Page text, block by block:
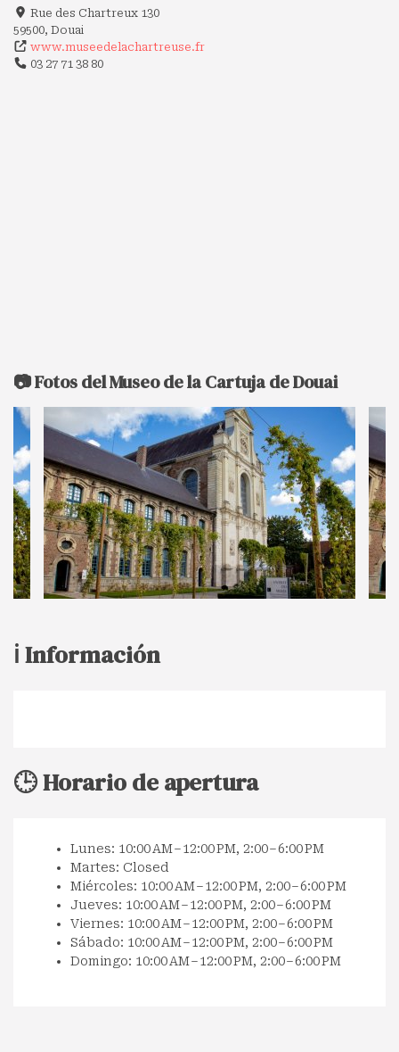
Rue des Chartreux 130
59500, Douai
www.museedelachartreuse.fr
03 27 71 38 80
📷 Fotos del Museo de la Cartuja de Douai
ℹ️ Información
🕒 Horario de apertura
Lunes: 10:00 AM – 12:00 PM, 2:00 – 6:00 PM
Martes: Closed
Miércoles: 10:00 AM – 12:00 PM, 2:00 – 6:00 PM
Jueves: 10:00 AM – 12:00 PM, 2:00 – 6:00 PM
Viernes: 10:00 AM – 12:00 PM, 2:00 – 6:00 PM
Sábado: 10:00 AM – 12:00 PM, 2:00 – 6:00 PM
Domingo: 10:00 AM – 12:00 PM, 2:00 – 6:00 PM